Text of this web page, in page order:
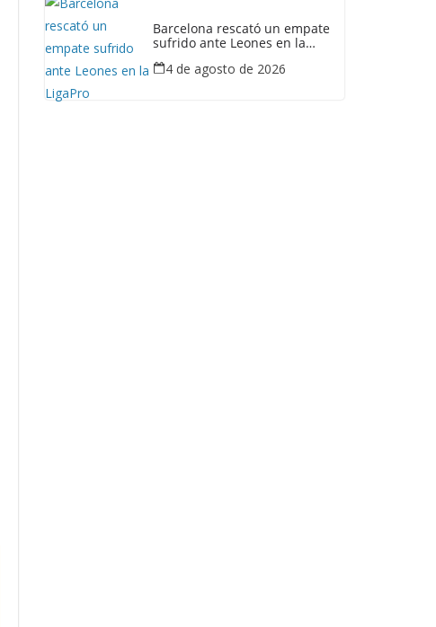
Barcelona rescató un empate
sufrido ante Leones en la
4 de agosto de 2026